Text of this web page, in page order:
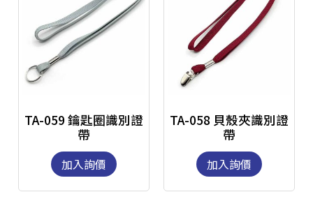
TA-059 鑰匙圈識別證
帶
加入詢價
TA-058 貝殼夾識別證
帶
加入詢價